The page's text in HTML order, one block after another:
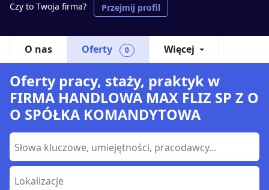
Czy to Twoja firma?
Przejmij profil
O nas Oferty 0 Więcej
Oferty pracy, staży, praktyk w
FIRMA HANDLOWA MAX FLIZ SP Z O
O SPÓŁKA KOMANDYTOWA